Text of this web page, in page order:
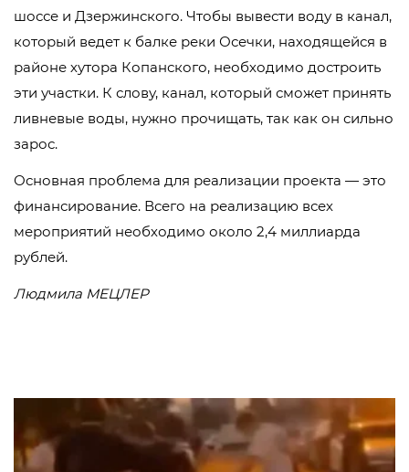
шоссе и Дзержинского. Чтобы вывести воду в канал,
который ведет к балке реки Осечки, находящейся в
районе хутора Копанского, необходимо достроить
эти участки. К слову, канал, который сможет принять
ливневые воды, нужно прочищать, так как он сильно
зарос.
Основная проблема для реализации проекта — это
финансирование. Всего на реализацию всех
мероприятий необходимо около 2,4 миллиарда
рублей.
Людмила МЕЦЛЕР